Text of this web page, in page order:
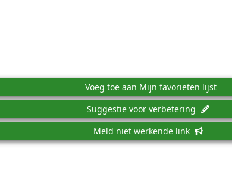
Voeg toe aan Mijn favorieten lijst
Suggestie voor verbetering
Meld niet werkende link